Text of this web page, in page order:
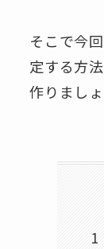
そこで今
定する方
作りましょ